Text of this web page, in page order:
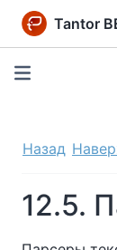
Tantor
Назад
12.5.